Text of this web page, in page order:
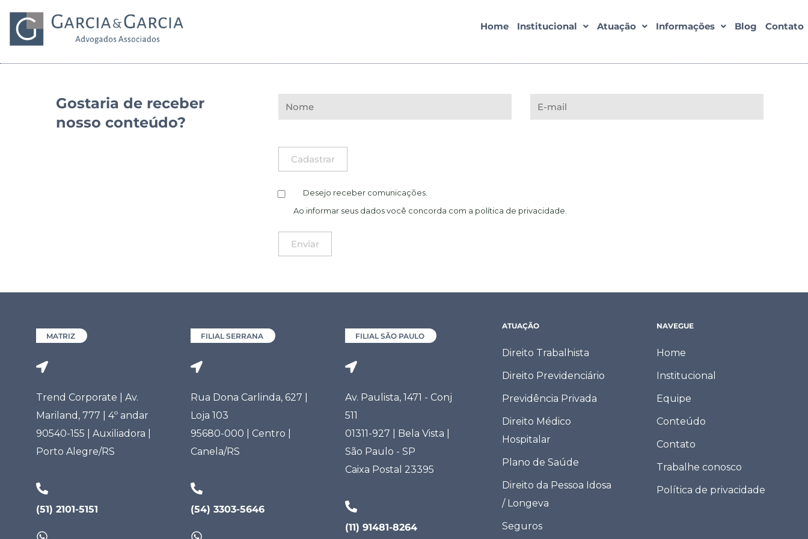
Home Institucional Atuação Informações Blog Contato
Gostaria de receber
nosso conteúdo?
Desejo receber comunicações.
Ao informar seus dados você concorda com a política de privacidade
MATRIZ
Trend Corporate | Av.
Mariland, 777 | 4º andar
90540-155 | Auxiliadora |
Porto Alegre/RS
(51) 2101-5151
FILIAL SERRANA
Rua Dona Carlinda, 627 |
Loja 103
95680-000 | Centro |
Canela/RS
(54) 3303-5646
FILIAL SÃO PAULO
Av. Paulista, 1471 - Conj
511
01311-927 | Bela Vista |
São Paulo - SP
Caixa Postal 23395
(11) 91481-8264
ATUAÇÃO
Direito Trabalhista
Direito Previdenciário
Previdência Privada
Direito Médico
Hospitalar
Plano de Saúde
Direito da Pessoa Idosa
/ Longeva
Seguros
NAVEGUE
Home
Institucional
Equipe
Conteúdo
Contato
Trabalhe conosco
Política de privacidade